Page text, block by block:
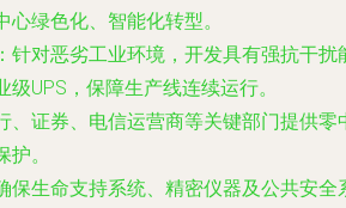
绿色化、智能化转型。
：针对恶劣工业环境，开发具有强抗干扰
UPS，保障生产线连续运行。
、证券、电信运营商等关键部门提供零
。
保生命支持系统、精密仪器及公共安全